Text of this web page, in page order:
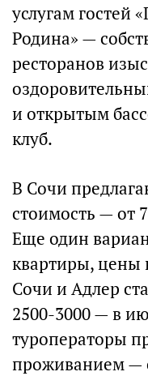
услугам гостей
Родина» —
ресторанов
и открытым
клуб.
В Сочи
стоимость — от
Еще один
квартиры, цены
Сочи и Адлер
2500-3000 — в
туроператоры
проживанием —